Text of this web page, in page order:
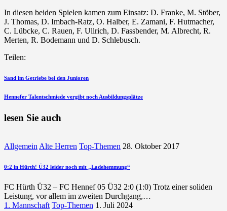
In diesen beiden Spielen kamen zum Einsatz: D. Franke, M. Stöber,
J. Thomas, D. Imbach-Ratz, O. Halber, E. Zamani, F. Hutmacher,
C. Lübcke, C. Rauen, F. Ullrich, D. Fassbender, M. Albrecht, R.
Merten, R. Bodemann und D. Schlebusch.
Teilen:
Beitragsnavigation
vorherigen
Sand im Getriebe bei den Junioren
nächsten
Hennefer Talentschmiede vergibt noch Ausbildungsplätze
lesen Sie auch
AllgemeinAlte Herren Top-Themen 28. Oktober 2017
0:2 in Hürth! Ü32 leider noch mit „Ladehemmung“
FC Hürth Ü32 – FC Hennef 05 Ü32 2:0 (1:0) Trotz einer soliden
Leistung, vor allem im zweiten Durchgang,…
1. Mannschaft Top-Themen 1. Juli 2024